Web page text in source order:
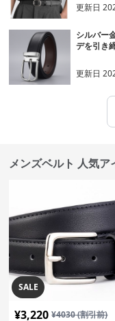
更新日
シルバー
デを引き
更新日
メンズベルト 人気ア
SALE
¥3,220 ¥4030(割引前)